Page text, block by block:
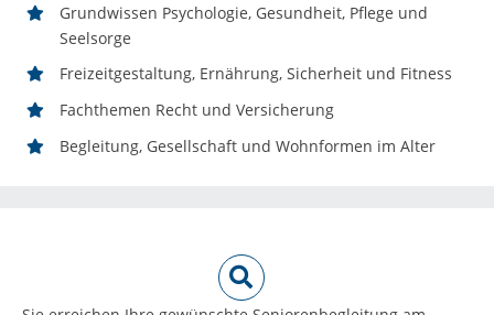
Grundwissen Psychologie, Gesundheit, Pflege und
Seelsorge
Freizeitgestaltung, Ernährung, Sicherheit und Fitness
Fachthemen Recht und Versicherung
Begleitung, Gesellschaft und Wohnformen im Alter